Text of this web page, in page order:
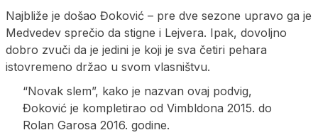
Najbliže je došao Đoković – pre dve sezone upravo ga je
Medvedev sprečio da stigne i Lejvera. Ipak, dovoljno
dobro zvuči da je jedini je koji je sva četiri pehara
istovremeno držao u svom vlasništvu.
“Novak slem”, kako je nazvan ovaj podvig,
Đoković je kompletirao od Vimbldona 2015. do
Rolan Garosa 2016. godine.